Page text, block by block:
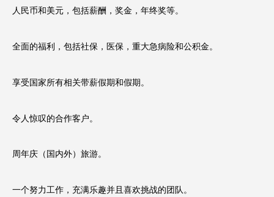
人民币和美元，包括薪酬，奖金，年终奖等。
全面的福利，包括社保，医保，重大急病险和公积金。
享受国家所有相关带薪假期和假期。
令人惊叹的合作客户。
周年庆（国内外）旅游。
一个努力工作，充满乐趣并且喜欢挑战的团队。